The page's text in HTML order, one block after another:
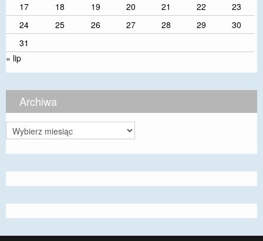
17
18 19 20 21 22
23
24
25 26 27 28 29
30
31
« lip
Archiwa
Archiwa